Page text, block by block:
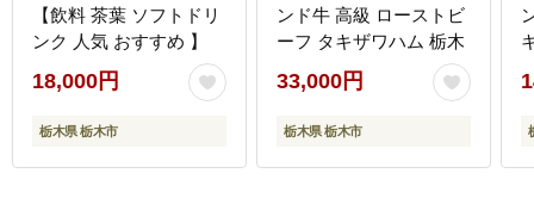
【飲料 茶葉 ソフトドリ
ンク 人気 おすすめ 】
18,000円
栃木県 栃木市
ンド牛 高級 ローストビ
ーフ タキザワハム 栃木
33,000円
栃木県 栃木市